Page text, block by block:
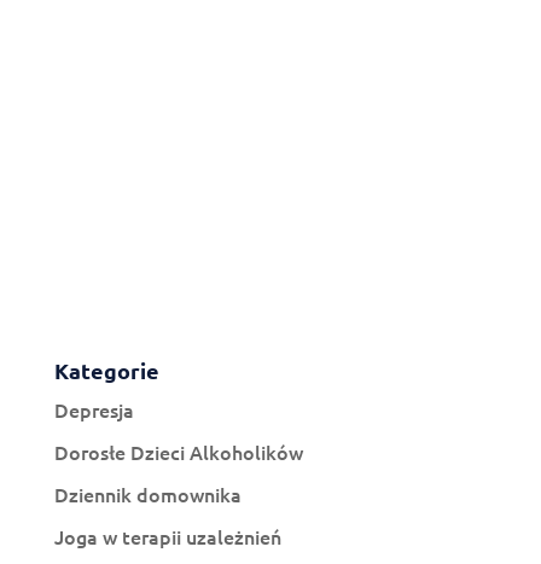
Kategorie
Depresja
Dorosłe Dzieci Alkoholików
Dziennik domownika
Joga w terapii uzależnień